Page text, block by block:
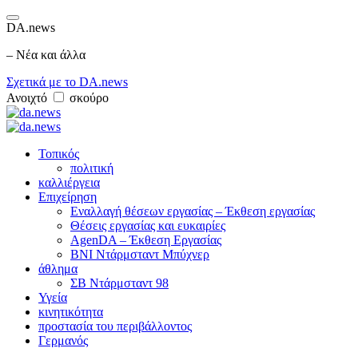
DA.news
– Νέα και άλλα
Σχετικά με το DA.news
Ανοιχτό
σκούρο
Τοπικός
πολιτική
καλλιέργεια
Επιχείρηση
Εναλλαγή θέσεων εργασίας – Έκθεση εργασίας
Θέσεις εργασίας και ευκαιρίες
AgenDA – Έκθεση Εργασίας
BNI Ντάρμσταντ Μπύχνερ
άθλημα
ΣΒ Ντάρμσταντ 98
Υγεία
κινητικότητα
προστασία του περιβάλλοντος
Γερμανός